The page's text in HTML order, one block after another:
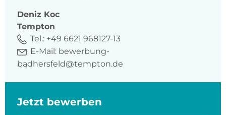
Deniz Koc
Tempton
Tel.: +49 6621 968127-13
E-Mail: bewerbung-
badhersfeld@tempton.de
Jetzt bewerben